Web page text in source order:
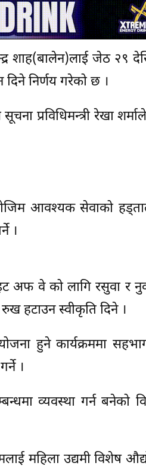
शाह(बालेन)लाई जेठ २९
निर्णय गरेको छ ।
प्रविधिमन्त्री रेखा
आवश्यक सेवाको
।
अफ वे को लागि रसुवा र
रुख हटाउन स्वीकृति दिने ।
हुने कार्यक्रममा
।
व्यवस्था गर्न बनेको
महिला उद्यमी विशेष